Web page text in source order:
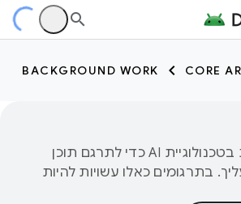
CORE
BACKGROUND WORK
‫Google משתמשת בטכנולוגיית AI כדי לתרגם תוכן
בתרגומים כאלו עשויות להיות